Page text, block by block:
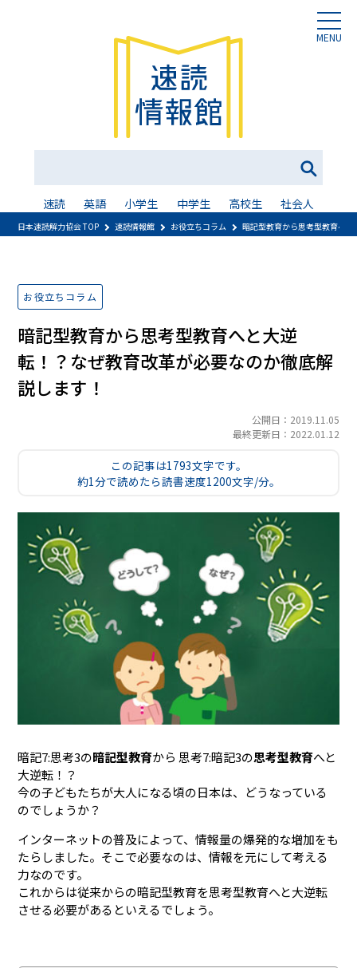
MENU
速読 英語 小学生 中学生 高校生 社会人
日本速読解力協会 TOP 速読情報館 お役立ちコラム 暗記型教育から思考型教育へ
お役立ちコラム
暗記型教育から思考型教育へと大逆
転！？なぜ教育改革が必要なのか徹底解
説します！
公開日：2019.11.05
最終更新日：2022.01.12
この記事は1793文字です。
約1分で読めたら読書速度1200文字/分。
暗記7:思考3の暗記型教育から 思考7:暗記3の思考型教育へと
大逆転！？
今の子どもたちが大人になる頃の日本は、どうなっている
のでしょうか？
インターネットの普及によって、情報量の爆発的な増加をも
たらしました。そこで必要なのは、情報を元にして考える
力なのです。
これからは従来からの暗記型教育を思考型教育へと大逆転
させる必要があるといえるでしょう。